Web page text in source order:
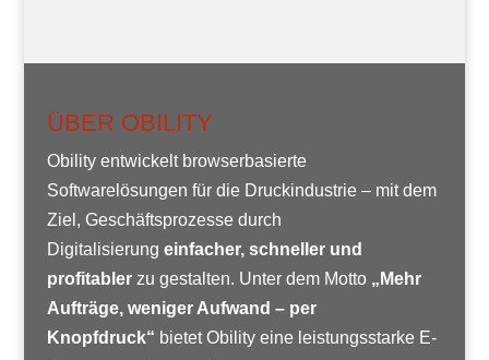
ÜBER OBILITY
Obility entwickelt browserbasierte
Softwarelösungen für die Druckindustrie – mit dem
Ziel, Geschäftsprozesse durch
Digitalisierung einfacher, schneller und
profitablerzu gestalten. Unter dem Motto „Mehr
Aufträge, weniger Aufwand – per
Knopfdruck“ bietet Obility eine leistungsstarke E-